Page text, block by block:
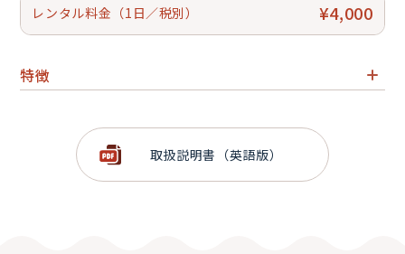
レンタル料金（1日／税別） ¥4,000
特徴
人間の声に適した音質でENGからドラマ収録まで幅広く対
湿気には強く丈夫
取扱説明書（英語版）